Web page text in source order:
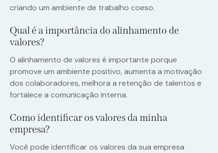
criando um ambiente de trabalho coeso.
Qual é a importância do alinhamento de
valores?
O alinhamento de valores é importante porque
promove um ambiente positivo, aumenta a motivação
dos colaboradores, melhora a retenção de talentos e
fortalece a comunicação interna.
Como identificar os valores da minha
empresa?
Você pode identificar os valores da sua empresa